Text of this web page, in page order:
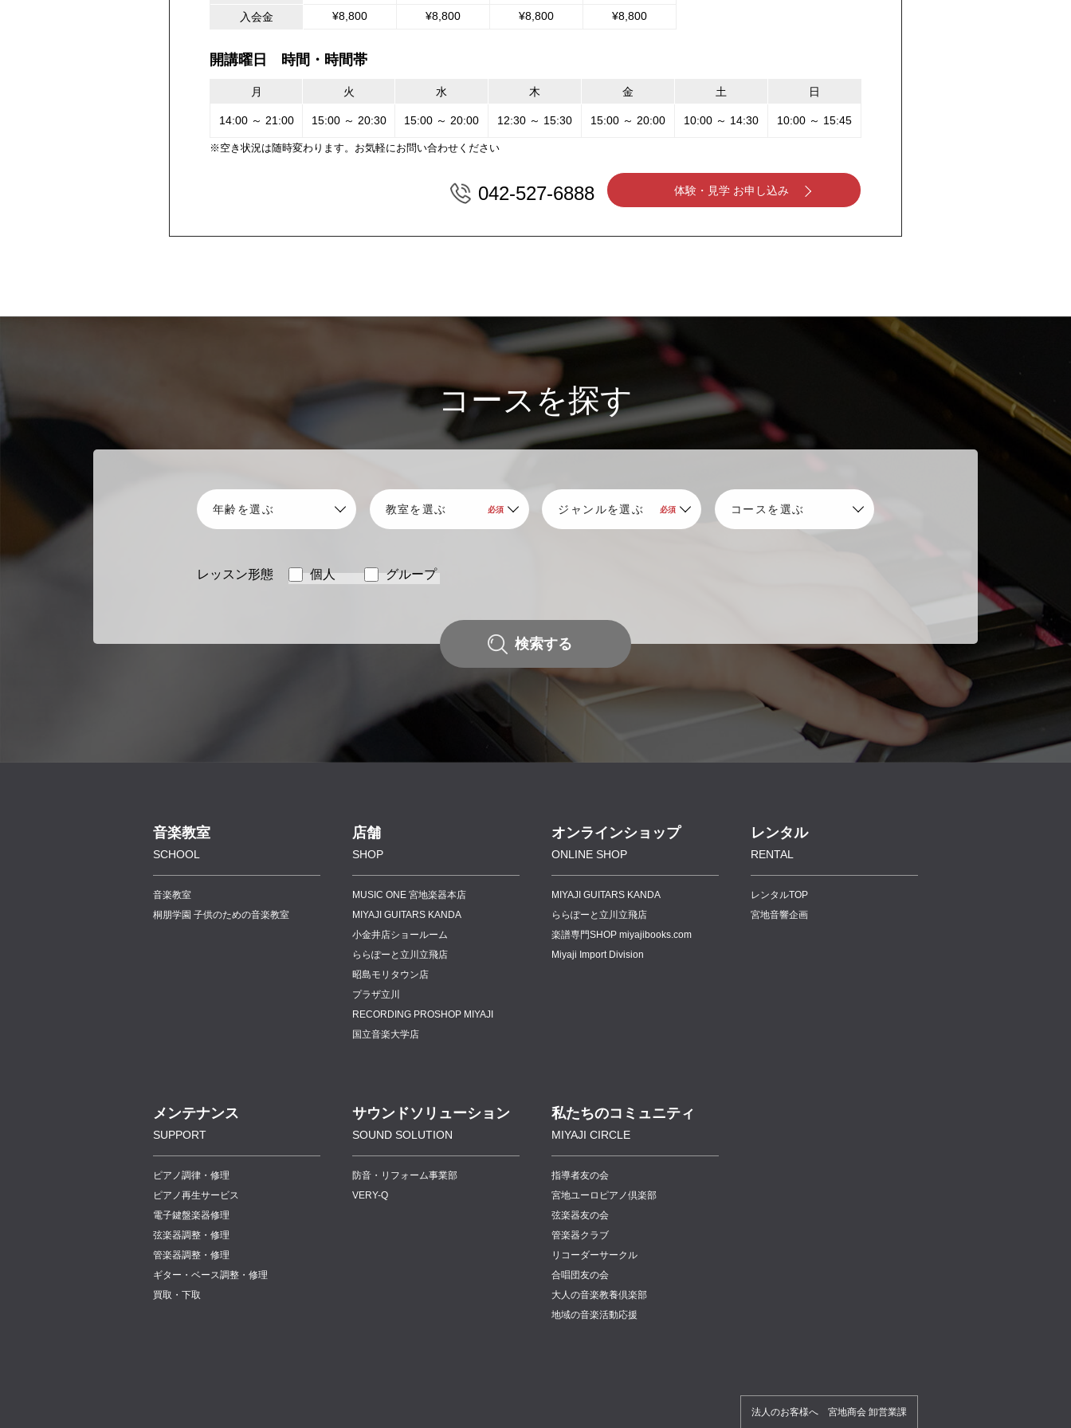
入会金 ¥8,800 ¥8,800 ¥8,800 ¥8,800
開講曜日 時間・時間帯
月 火 水 木 金 土 日
14:00 ～ 21:00 15:00 ～ 20:30 15:00 ～ 20:00 12:30 ～ 15:30 15:00 ～ 20:00 10:00 ～ 14:30 10:00 ～ 15:45
※空き状況は随時変わります。お気軽にお問い合わせください
042-527-6888 体験・見学 お申し込み
コースを探す
レッスン形態 個人 グループ
検索する
音楽教室
SCHOOL
音楽教室
桐朋学園 子供のための音楽教室
店舗
SHOP
MUSIC ONE 宮地楽器本店
MIYAJI GUITARS KANDA
小金井店ショールーム
ららぽーと立川立飛店
昭島モリタウン店
プラザ立川
RECORDING PROSHOP MIYAJI
国立音楽大学店
オンラインショップ
ONLINE SHOP
MIYAJI GUITARS KANDA
ららぽーと立川立飛店
楽譜専門SHOP miyajibooks.com
Miyaji Import Division
レンタル
RENTAL
レンタルTOP
宮地音響企画
メンテナンス
SUPPORT
ピアノ調律・修理
ピアノ再生サービス
電子鍵盤楽器修理
弦楽器調整・修理
管楽器調整・修理
ギター・ベース調整・修理
買取・下取
サウンドソリューション
SOUND SOLUTION
防音・リフォーム事業部
VERY-Q
私たちのコミュニティ
MIYAJI CIRCLE
指導者友の会
宮地ユーロピアノ倶楽部
弦楽器友の会
管楽器クラブ
リコーダーサークル
合唱団友の会
大人の音楽教養倶楽部
地域の音楽活動応援
法人のお客様へ 宮地商会 卸営業課